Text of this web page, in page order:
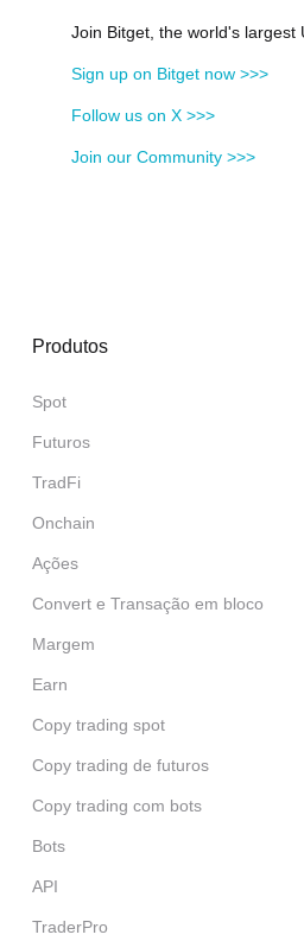
Join Bitget, the world's largest
Sign up on Bitget now >>>
Follow us on X >>>
Join our Community >>>
Produtos
Spot
Futuros
TradFi
Onchain
Ações
Convert e Transação em bloco
Margem
Earn
Copy trading spot
Copy trading de futuros
Copy trading com bots
Bots
API
TraderPro